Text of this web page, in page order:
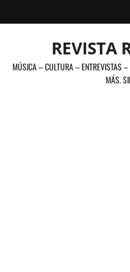
al
REVISTA
MÚSICA – CULTURA – ENTREVISTAS –
MÁS.